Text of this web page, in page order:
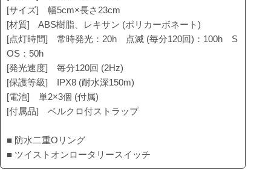
[サイズ] 幅5cm×長さ23cm
[材質] ABS樹脂、レキサン (ポリカーボネート)
[点灯時間] 常時発光：20h 点滅 (毎分120回)：100h S
OS：50h
[発光速度] 毎分120回 (2Hz)
[保護等級] IPX8 (耐水深150m)
[電池] 単2×3個 (付属)
[付属品] ベルクロ付ストラップ
■ 防水二重Oリング
■ ツイストオンロータリースイッチ